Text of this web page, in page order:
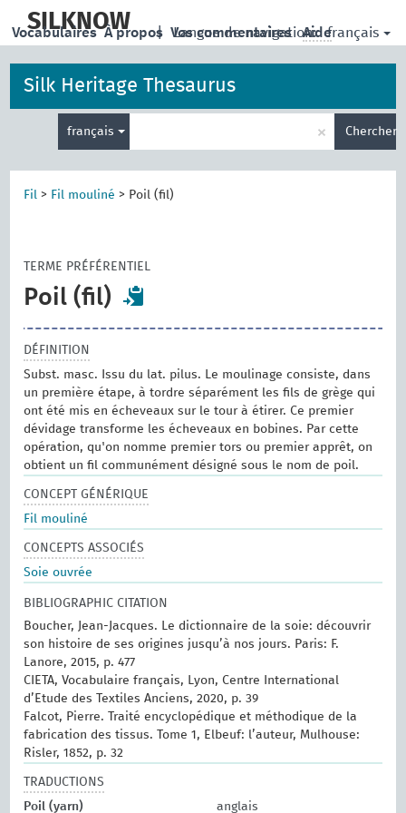
main
SILKNOW | Langue de navigation: français
Vocabulaires À propos Vos commentaires Aide
Silk Heritage Thesaurus
français
de
recherche
× Chercher
Fil > Fil mouliné > Poil (fil)
TERME PRÉFÉRENTIEL
Poil (fil)
DÉFINITION
Subst. masc. Issu du lat. pilus. Le moulinage consiste, dans
un première étape, à tordre séparément les fils de grège qui
ont été mis en écheveaux sur le tour à étirer. Ce premier
dévidage transforme les écheveaux en bobines. Par cette
opération, qu'on nomme premier tors ou premier apprêt, on
obtient un fil communément désigné sous le nom de poil.
CONCEPT GÉNÉRIQUE
Fil mouliné
CONCEPTS ASSOCIÉS
Soie ouvrée
BIBLIOGRAPHIC CITATION
Boucher, Jean-Jacques. Le dictionnaire de la soie: découvrir
son histoire de ses origines jusqu’à nos jours. Paris: F.
Lanore, 2015, p. 477
CIETA, Vocabulaire français, Lyon, Centre International
d’Etude des Textiles Anciens, 2020, p. 39
Falcot, Pierre. Traité encyclopédique et méthodique de la
fabrication des tissus. Tome 1, Elbeuf: l’auteur, Mulhouse:
Risler, 1852, p. 32
TRADUCTIONS
Poil (yarn)
anglais